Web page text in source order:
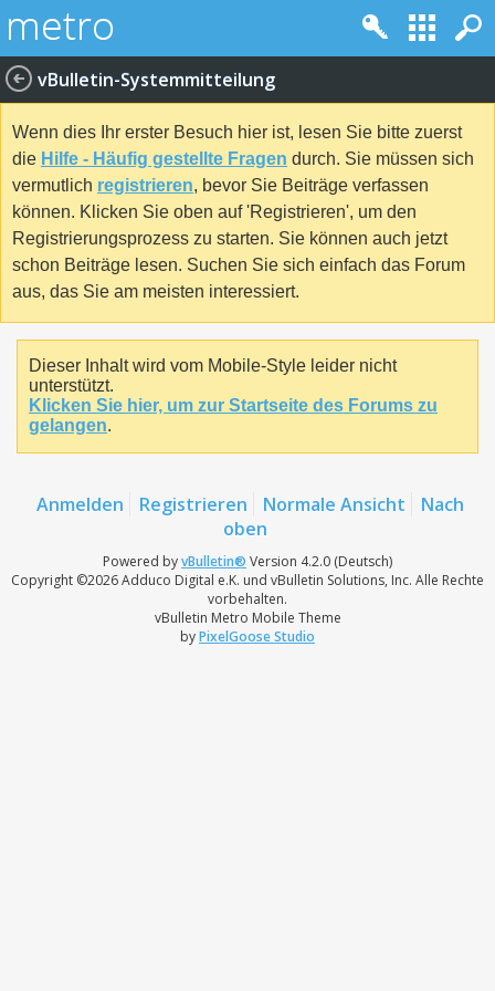
vBulletin-Systemmitteilung
Wenn dies Ihr erster Besuch hier ist, lesen Sie bitte zuerst
die Hilfe - Häufig gestellte Fragen durch. Sie müssen sich
vermutlich registrieren, bevor Sie Beiträge verfassen
können. Klicken Sie oben auf 'Registrieren', um den
Registrierungsprozess zu starten. Sie können auch jetzt
schon Beiträge lesen. Suchen Sie sich einfach das Forum
aus, das Sie am meisten interessiert.
Dieser Inhalt wird vom Mobile-Style leider nicht
unterstützt.
Klicken Sie hier, um zur Startseite des Forums zu
gelangen.
Anmelden Registrieren Normale Ansicht
Nach
oben
Powered byvBulletin® Version 4.2.0 (Deutsch)
Copyright ©2026 Adduco Digital e.K. und vBulletin Solutions, Inc. Alle Rechte
vorbehalten.
vBulletin Metro Mobile Theme
byPixelGoose Studio